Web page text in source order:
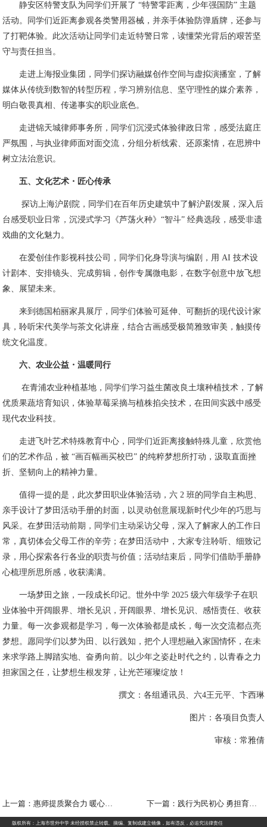
静安区特警支队为同学们开展了 “特警零距离，少年强国防” 主题
活动。同学们近距离参观各类警用器械，并亲手体验防弹盾牌，还参与
了打靶体验。此次活动让同学们走近特警日常，读懂荣光背后的艰苦坚
守与责任担当。
走进上海报业集团，同学们探访融媒创作空间与虚拟演播室，了解
媒体从传统到数智的转型历程，学习辨别信息、坚守理性的媒介素养，
明白敬畏真相、传递事实的职业底色。
走进锦天城律师事务所，同学们沉浸式体验律政日常，感受法庭庄
严氛围，与执业律师面对面交流，分组分析线索、还原案情，在思辨中
树立法治意识。
五、文化艺术・匠心传承
探访上海沪剧院，同学们在百年历史建筑中了解沪剧发展，深入后
台感受职业日常，沉浸式学习《芦荡火种》“智斗” 经典选段，感受非遗
戏曲的文化魅力。
在爱创佳作影视科技公司，同学们化身导演与编剧，用 AI 技术设
计剧本、安排镜头、完成剪辑，创作专属微电影，在数字创意中放飞想
象、展望未来。
来到德国柏丽家具展厅，同学们体验可延伸、可翻折的现代设计家
具，聆听宋代美学与茶文化讲座，结合古画感受极简雅致审美，触摸传
统文化温度。
六、农业公益・温暖同行
在青浦农业种植基地，同学们学习益生菌改良土壤种植技术，了解
优质果蔬培育知识，体验草莓采摘与植株掐尖技术，在田间实践中感受
现代农业科技。
走进飞叶艺术特殊教育中心，同学们近距离接触特殊儿童，欣赏他
们的艺术作品，被 “画百幅画买校巴” 的纯粹梦想所打动，汲取直面挫
折、坚韧向上的精神力量。
值得一提的是，此次梦田职业体验活动，六 2 班的同学自主构思、
亲手设计了梦田活动手册的封面，以灵动创意展现新时代少年的巧思与
风采。在梦田活动前期，同学们主动采访父母，深入了解家人的工作日
常，真切体会父母工作的辛劳；在梦田活动中，大家专注聆听、细致记
录，用心探索各行各业的职责与价值；活动结束后，同学们借助手册静
心梳理所思所感，收获满满。
一场梦田之旅，一段成长印记。世外中学 2025 级六年级学子在职
业体验中开阔眼界、增长见识，开阔眼界、增长见识、感悟责任、收获
力量。每一次参观都是学习，每一次体验都是成长，每一次交流都点亮
梦想。愿同学们以梦为田、以行践知，把个人理想融入家国情怀，在未
来求学路上脚踏实地、奋勇向前。以少年之姿赴时代之约，以青春之力
担家国之任，让梦想生根发芽，让光芒璀璨绽放！
撰文：各组通讯员、六4王元平、卞西琳
图片：各项目负责人
审核：常雅倩
上一篇：惠师提质聚合力 暖心护航守初心——世外中学召开第七届教职工代表大会第九次会议 下一篇：践行为民初心 勇担育人使命 ——记上海世外中学综文支部、外语支部联合主题党日活动
版权所有：上海市世外中学 未经授权禁止转载、摘编、复制或建立镜像，如有违反，必追究法律责任